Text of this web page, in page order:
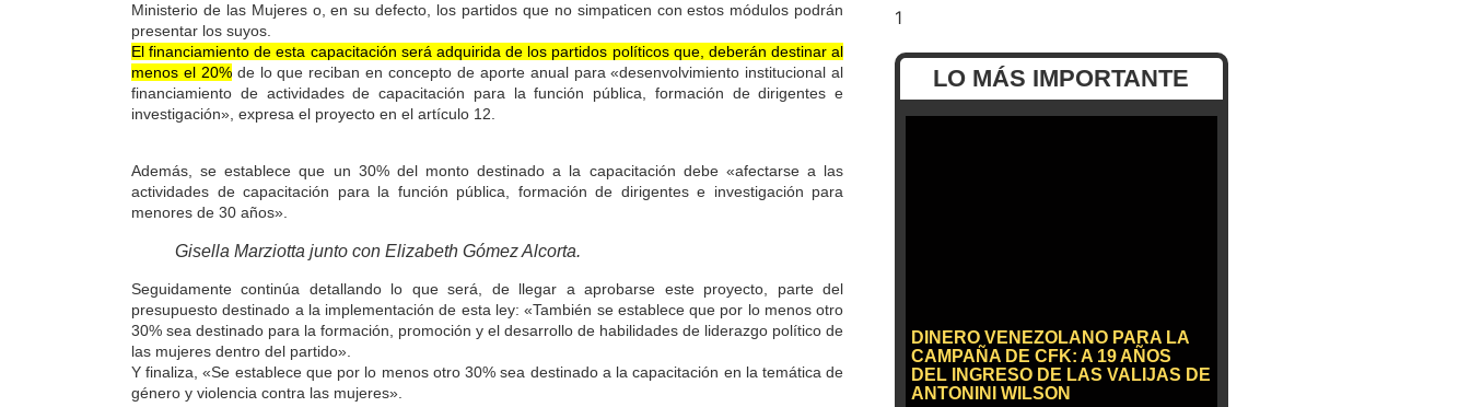
Ministerio de las Mujeres o, en su defecto, los partidos que no simpaticen con estos módulos podrán
presentar los suyos.
El financiamiento de esta capacitación será adquirida de los partidos políticos que, deberán destinar al
menos el 20%de lo que reciban en concepto de aporte anual para «desenvolvimiento institucional al
financiamiento de actividades de capacitación para la función pública, formación de dirigentes e
investigación», expresa el proyecto en el artículo 12.
Además, se establece que un 30% del monto destinado a la capacitación debe «afectarse a las
actividades de capacitación para la función pública, formación de dirigentes e investigación para
menores de 30 años».
Gisella Marziotta junto con Elizabeth Gómez Alcorta.
Seguidamente continúa detallando lo que será, de llegar a aprobarse este proyecto, parte del
presupuesto destinado a la implementación de esta ley: «También se establece que por lo menos otro
30% sea destinado para la formación, promoción y el desarrollo de habilidades de liderazgo político de
las mujeres dentro del partido».
Y finaliza, «Se establece que por lo menos otro 30% sea destinado a la capacitación en la temática de
género y violencia contra las mujeres».
LO MÁS IMPORTANTE
DINERO VENEZOLANO PARA LA
CAMPAÑA DE CFK: A 19 AÑOS
DEL INGRESO DE LAS VALIJAS DE
ANTONINI WILSON